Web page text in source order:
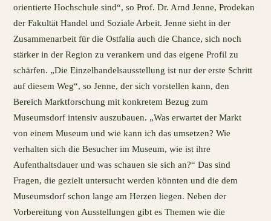
orientierte Hochschule sind“, so Prof. Dr. Arnd Jenne, Prodekan
der Fakultät Handel und Soziale Arbeit. Jenne sieht in der
Zusammenarbeit für die Ostfalia auch die Chance, sich noch
stärker in der Region zu verankern und das eigene Profil zu
schärfen. „Die Einzelhandelsausstellung ist nur der erste Schritt
auf diesem Weg“, so Jenne, der sich vorstellen kann, den
Bereich Marktforschung mit konkretem Bezug zum
Museumsdorf intensiv auszubauen. „Was erwartet der Markt
von einem Museum und wie kann ich das umsetzen? Wie
verhalten sich die Besucher im Museum, wie ist ihre
Aufenthaltsdauer und was schauen sie sich an?“ Das sind
Fragen, die gezielt untersucht werden könnten und die dem
Museumsdorf schon lange am Herzen liegen. Neben der
Vorbereitung von Ausstellungen gibt es Themen wie die